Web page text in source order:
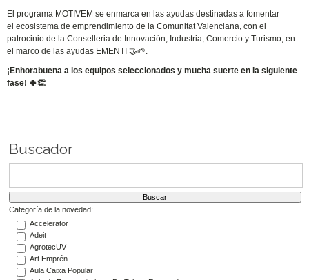
El programa MOTIVEM se enmarca en las ayudas destinadas a fomentar
el ecosistema de emprendimiento de la Comunitat Valenciana, con el
patrocinio de la Conselleria de Innovación, Industria, Comercio y Turismo, en
el marco de las ayudas EMENTI 🤝🌱.
¡Enhorabuena a los equipos seleccionados y mucha suerte en la siguiente
fase! 🍀👏
Buscador
Categoría de la novedad:
Accelerator
Adeit
AgrotecUV
Art Emprén
Aula Caixa Popular